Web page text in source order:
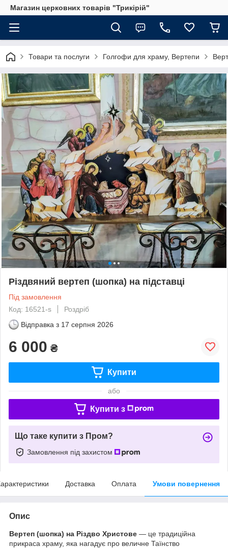
Магазин церковних товарів "Трикірій"
Товари та послуги Голгофи для храму, Вертепи
Різдвяний вертеп (шопка) на підставці
Під замовлення
Код: 16521-s
Роздріб
Відправка з 17 серпня 2026
6 000 ₴
Купити
або
Купити з
Що таке купити з Пром?
Замовлення під захистом
Доставка Оплата Умови повернення
Опис
Вертеп (шопка) на Різдво Христове — це традиційна
прикраса храму, яка нагадує про величне Таїнство